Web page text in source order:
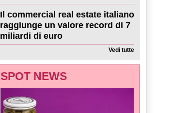
Il commercial real estate italiano
raggiunge un valore record di 7
miliardi di euro
Vedi tutte
SPOT NEWS